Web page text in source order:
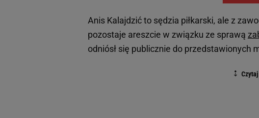
Anis Kalajdzić to sędzia piłkarski, ale z
pozostaje areszcie w związku ze sprawą
odniósł się publicznie do przedstawionych